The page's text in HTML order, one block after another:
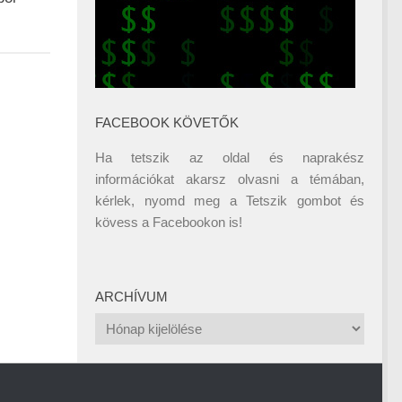
FACEBOOK KÖVETŐK
Ha tetszik az oldal és naprakész
információkat akarsz olvasni a témában,
kérlek, nyomd meg a Tetszik gombot és
kövess a Facebookon is!
ARCHÍVUM
Archívum